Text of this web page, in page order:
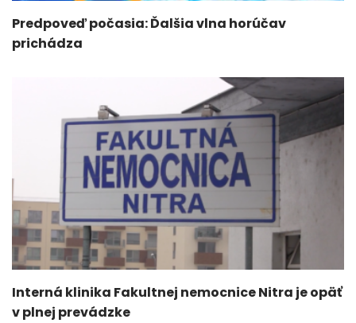
Predpoveď počasia: Ďalšia vlna horúčav
prichádza
Interná klinika Fakultnej nemocnice Nitra je opäť
v plnej prevádzke